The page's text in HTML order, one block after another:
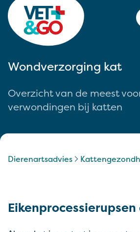
Wondverzorging kat
Overzicht van de meest
verwondingen bij katten
Dierenartsadvies